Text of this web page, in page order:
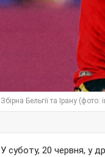
Збірна Бельгії та Ірану
У суботу, 20 червня, у